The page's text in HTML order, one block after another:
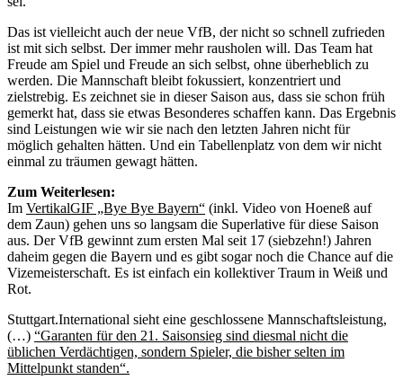
Das ist vielleicht auch der neue VfB, der nicht so schnell zufrieden
ist mit sich selbst. Der immer mehr rausholen will. Das Team hat
Freude am Spiel und Freude an sich selbst, ohne überheblich zu
werden. Die Mannschaft bleibt fokussiert, konzentriert und
zielstrebig. Es zeichnet sie in dieser Saison aus, dass sie schon früh
gemerkt hat, dass sie etwas Besonderes schaffen kann. Das Ergebnis
sind Leistungen wie wir sie nach den letzten Jahren nicht für
möglich gehalten hätten. Und ein Tabellenplatz von dem wir nicht
einmal zu träumen gewagt hätten.
Zum Weiterlesen:
Im VertikalGIF „Bye Bye Bayern“ (inkl. Video von Hoeneß auf
dem Zaun) gehen uns so langsam die Superlative für diese Saison
aus. Der VfB gewinnt zum ersten Mal seit 17 (siebzehn!) Jahren
daheim gegen die Bayern und es gibt sogar noch die Chance auf die
Vizemeisterschaft. Es ist einfach ein kollektiver Traum in Weiß und
Rot.
Stuttgart.International sieht eine geschlossene Mannschaftsleistung,
(…) “Garanten für den 21. Saisonsieg sind diesmal nicht die
üblichen Verdächtigen, sondern Spieler, die bisher selten im
Mittelpunkt standen“.